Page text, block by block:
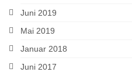
Juni 2019
Mai 2019
Januar 2018
Juni 2017